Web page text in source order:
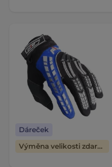
Dáreček
Výměna velikosti zdarma